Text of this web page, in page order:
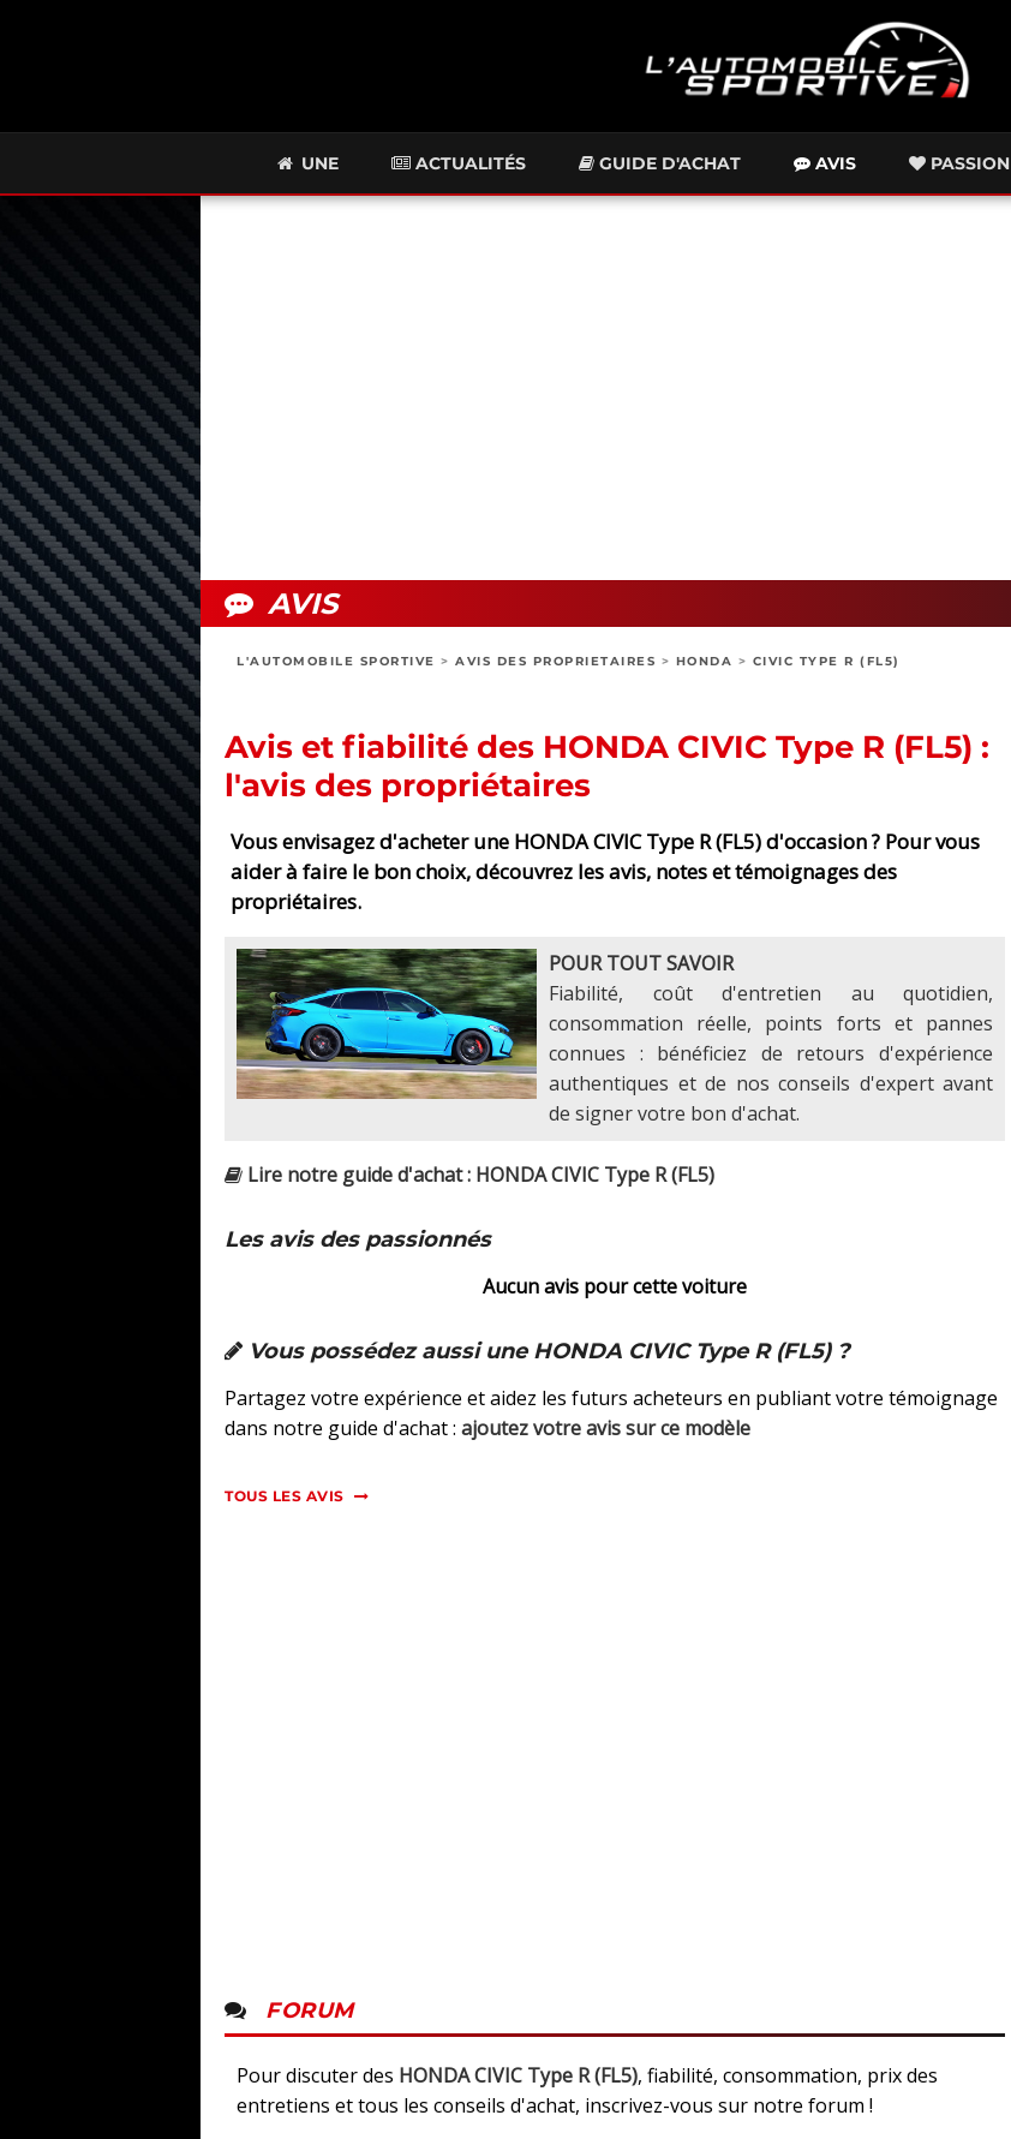
UNE ACTUALITÉS GUIDE D'ACHAT AVIS PASSION
AVIS
L'AUTOMOBILE SPORTIVE > AVIS DES PROPRIETAIRES > HONDA > CIVIC TYPE R (FL5)
Avis et fiabilité des HONDA CIVIC Type R (FL5) :
l'avis des propriétaires
Vous envisagez d'acheter une HONDA CIVIC Type R (FL5) d'occasion ? Pour vous
aider à faire le bon choix, découvrez les avis, notes et témoignages des
propriétaires.
POUR TOUT SAVOIR
Fiabilité, coût d'entretien au quotidien,
consommation réelle, points forts et pannes
connues : bénéficiez de retours d'expérience
authentiques et de nos conseils d'expert avant
de signer votre bon d'achat.
Lire notre guide d'achat : HONDA CIVIC Type R (FL5)
Les avis des passionnés
Aucun avis pour cette voiture
Vous possédez aussi une HONDA CIVIC Type R (FL5) ?
Partagez votre expérience et aidez les futurs acheteurs en publiant votre témoignage
dans notre guide d'achat : ajoutez votre avis sur ce modèle
TOUS LES AVIS
FORUM
Pour discuter des HONDA CIVIC Type R (FL5), fiabilité, consommation, prix des
entretiens et tous les conseils d'achat, inscrivez-vous sur notre forum !